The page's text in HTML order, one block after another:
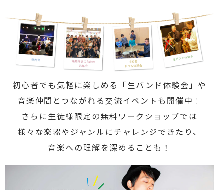
初心者でも気軽に楽しめる「生バンド体験会」や
音楽仲間とつながれる交流イベントも開催中！
さらに生徒様限定の無料ワークショップでは
様々な楽器やジャンルにチャレンジできたり、
音楽への理解を深めることも！